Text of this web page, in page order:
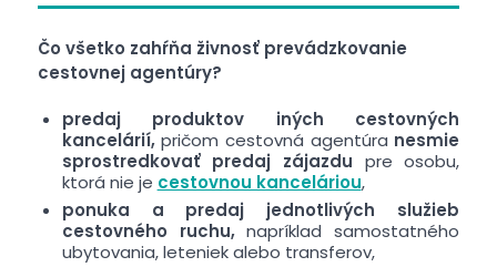
Čo všetko zahŕňa živnosť prevádzkovanie
cestovnej agentúry?
predaj produktov iných cestovných
kancelárií,pričom cestovná agentúra nesmie
sprostredkovať predaj zájazdu pre osobu,
ktorá nie je cestovnou kanceláriou,
ponuka a predaj jednotlivých služieb
cestovného ruchu,napríklad samostatného
ubytovania, leteniek alebo transferov,